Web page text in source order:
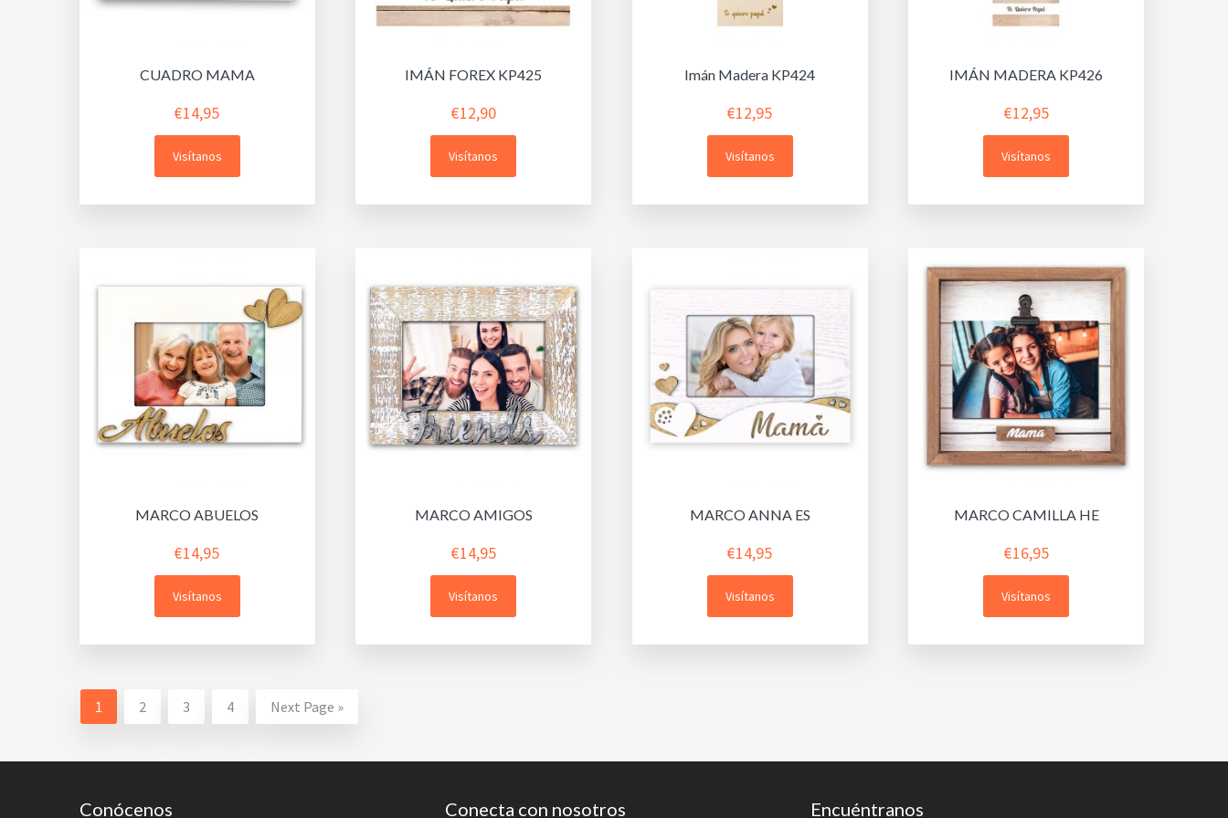
CUADRO MAMA
€14,95
Visítanos
IMÁN FOREX KP425
€12,90
Visítanos
Imán Madera KP424
€12,95
Visítanos
IMÁN MADERA KP426
€12,95
Visítanos
MARCO ABUELOS
€14,95
Visítanos
MARCO AMIGOS
€14,95
Visítanos
MARCO ANNA ES
€14,95
Visítanos
MARCO CAMILLA HE
€16,95
Visítanos
1 2 3 4 Next Page »
Conócenos Conecta con nosotros Encuéntranos